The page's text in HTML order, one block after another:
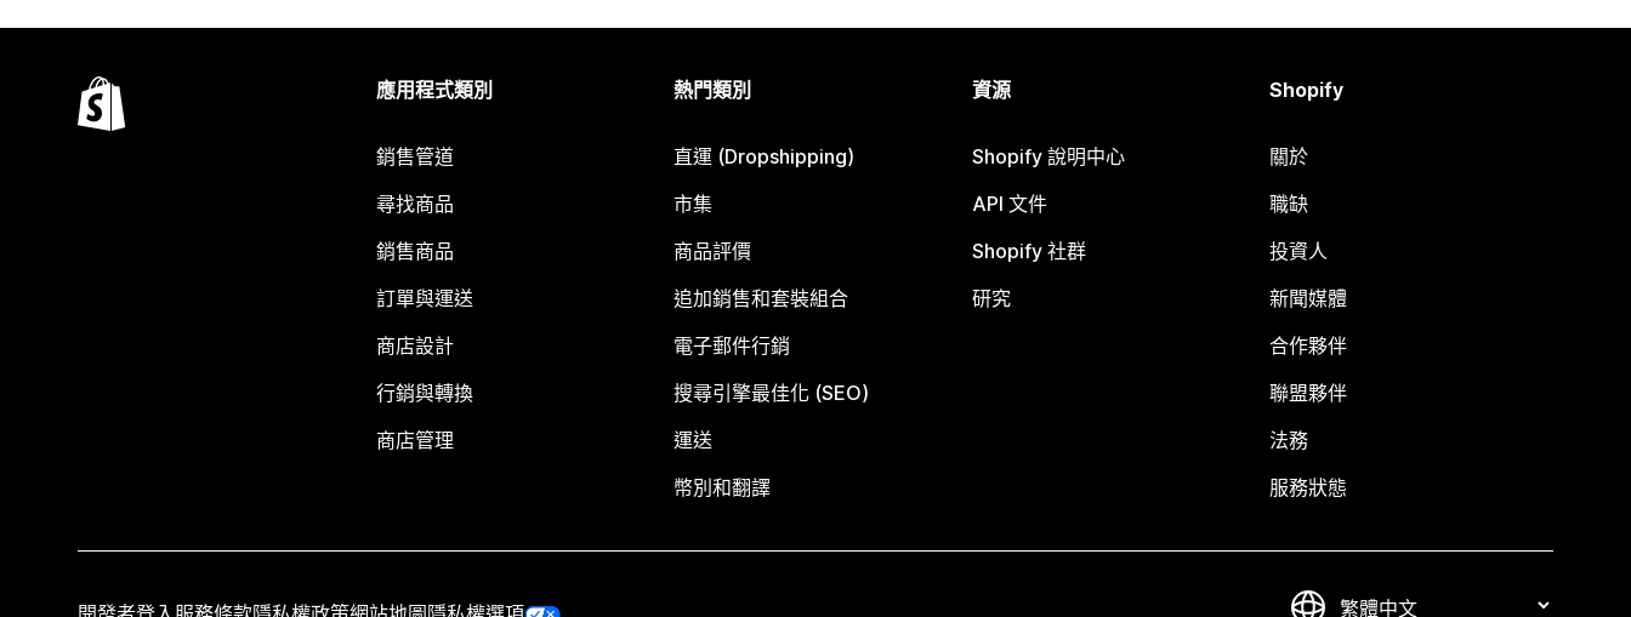
應用程式類別
銷售管道
尋找商品
銷售商品
訂單與運送
商店設計
行銷與轉換
商店管理
熱門類別
直運 (Dropshipping)
市集
商品評價
追加銷售和套裝組合
電子郵件行銷
搜尋引擎最佳化 (SEO)
運送
幣別和翻譯
資源
Shopify 說明中心
API 文件
Shopify 社群
研究
Shopify
關於
職缺
投資人
新聞媒體
合作夥伴
聯盟夥伴
法務
服務狀態